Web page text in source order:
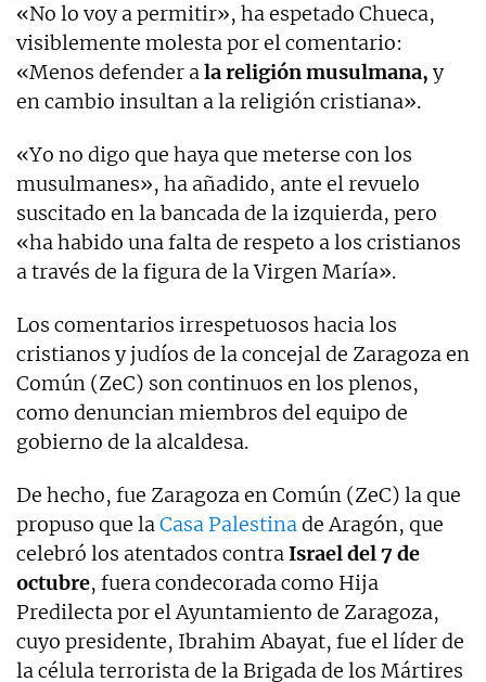
«No lo voy a permitir», ha espetado Chueca,
visiblemente molesta por el comentario:
«Menos defender ala religión musulmana, y
en cambio insultan a la religión cristiana».
«Yo no digo que haya que meterse con los
musulmanes», ha añadido, ante el revuelo
suscitado en la bancada de la izquierda, pero
«ha habido una falta de respeto a los cristianos
a través de la figura de la Virgen María».
Los comentarios irrespetuosos hacia los
cristianos y judíos de la concejal de Zaragoza en
Común (ZeC) son continuos en los plenos,
como denuncian miembros del equipo de
gobierno de la alcaldesa.
De hecho, fue Zaragoza en Común (ZeC) la que
propuso que laCasa Palestinade Aragón, que
celebró los atentados contraIsrael del 7 de
octubre, fuera condecorada como Hija
Predilecta por el Ayuntamiento de Zaragoza,
cuyo presidente, Ibrahim Abayat, fue el líder de
la célula terrorista de la Brigada de los Mártires